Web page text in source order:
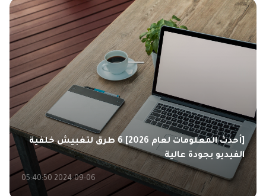
أفضل 7 برامج مجانية ومدفوعية لإصلاح جودة الفيديو
بشكل لا تشوبه شائبة
2025-04-10 11:49:48